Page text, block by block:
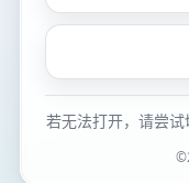
若无法打开，请尝试
©